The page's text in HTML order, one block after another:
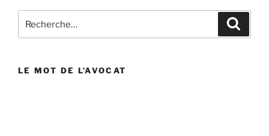
pour
LE MOT DE L’AVOCAT